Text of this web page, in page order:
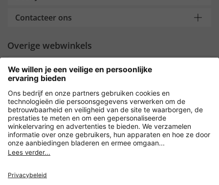
Contacteer ons
Overige webwinkels
Nederland
Payment and Delivery
Versleuteling met